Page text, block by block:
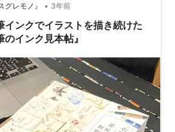
グレモノ』 • 3年前
インクでイラストを描き続けた
インク見本帖』